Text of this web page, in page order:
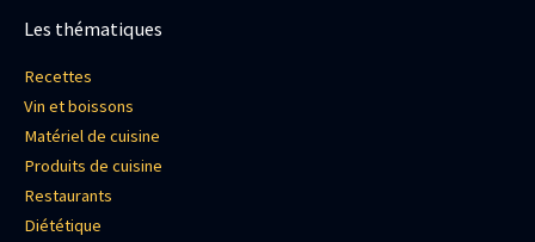
Les thématiques
Recettes
Vin et boissons
Matériel de cuisine
Produits de cuisine
Restaurants
Diététique